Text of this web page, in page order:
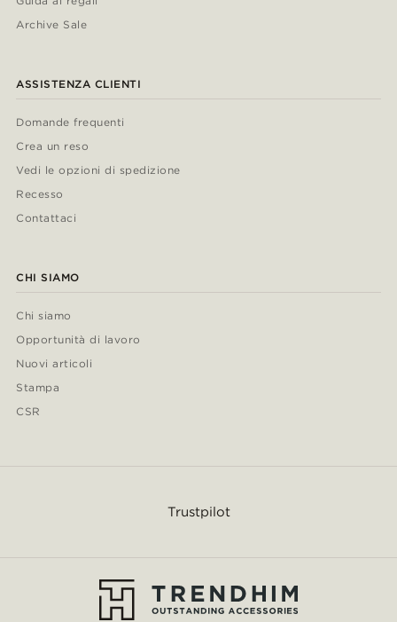
Archive Sale
ASSISTENZA CLIENTI
Domande frequenti
Crea un reso
Vedi le opzioni di spedizione
Recesso
Contattaci
CHI SIAMO
Chi siamo
Opportunità di lavoro
Nuovi articoli
Stampa
CSR
Trustpilot